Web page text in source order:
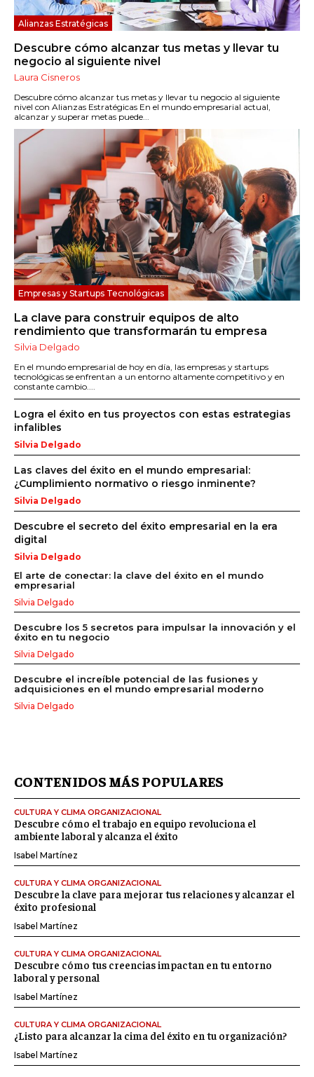
Alianzas Estratégicas
Descubre cómo alcanzar tus metas y llevar tu
negocio al siguiente nivel
Laura Cisneros
Descubre cómo alcanzar tus metas y llevar tu negocio al siguiente
nivel con Alianzas Estratégicas En el mundo empresarial actual,
alcanzar y superar metas puede...
Empresas y Startups Tecnológicas
La clave para construir equipos de alto
rendimiento que transformarán tu empresa
Silvia Delgado
En el mundo empresarial de hoy en día, las empresas y startups
tecnológicas se enfrentan a un entorno altamente competitivo y en
constante cambio....
Logra el éxito en tus proyectos con estas estrategias
infalibles
Silvia Delgado
Las claves del éxito en el mundo empresarial:
¿Cumplimiento normativo o riesgo inminente?
Silvia Delgado
Descubre el secreto del éxito empresarial en la era
digital
Silvia Delgado
El arte de conectar: la clave del éxito en el mundo
empresarial
Silvia Delgado
Descubre los 5 secretos para impulsar la innovación y el
éxito en tu negocio
Silvia Delgado
Descubre el increíble potencial de las fusiones y
adquisiciones en el mundo empresarial moderno
Silvia Delgado
CONTENIDOS MÁS POPULARES
CULTURA Y CLIMA ORGANIZACIONAL
Descubre cómo el trabajo en equipo revoluciona el
ambiente laboral y alcanza el éxito
Isabel Martínez
CULTURA Y CLIMA ORGANIZACIONAL
Descubre la clave para mejorar tus relaciones y alcanzar el
éxito profesional
Isabel Martínez
CULTURA Y CLIMA ORGANIZACIONAL
Descubre cómo tus creencias impactan en tu entorno
laboral y personal
Isabel Martínez
CULTURA Y CLIMA ORGANIZACIONAL
¿Listo para alcanzar la cima del éxito en tu organización?
Isabel Martínez